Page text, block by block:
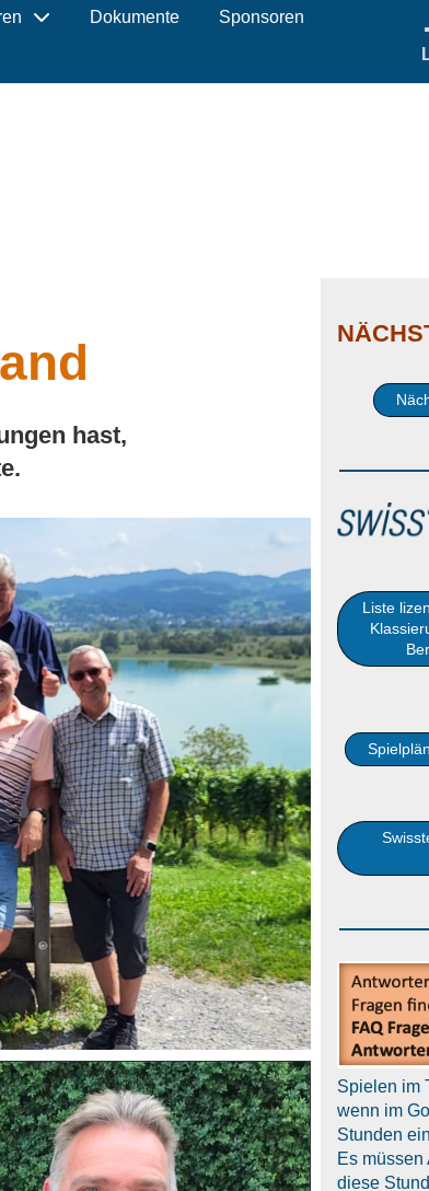
Dokumente Sponsoren
hast,
Liste
Spielen im
wenn im
Stunden
Es müssen
diese